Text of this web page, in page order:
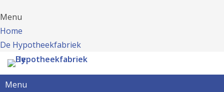
Menu
Home
De Hypotheekfabriek
Menu